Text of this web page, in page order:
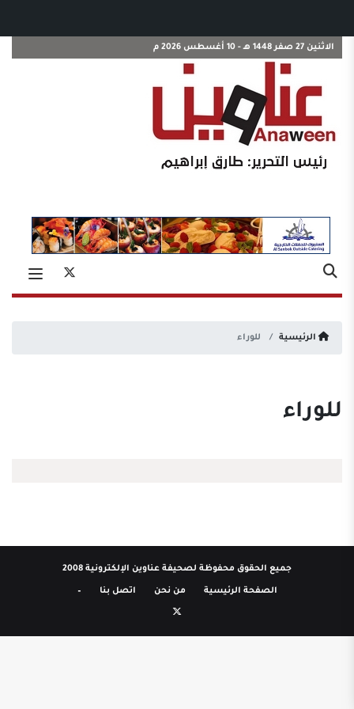
الاثنين 27 صفر 1448 هـ - 10 أغسطس 2026 م
الرئيسية للوراء
للوراء
جميع الحقوق محفوظة لصحيفة عناوين الإلكترونية 2008
الصفحة الرئيسية من نحن اتصل بنا –